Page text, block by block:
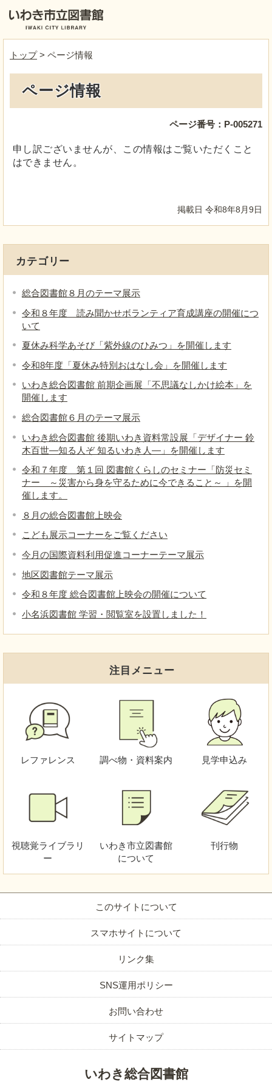
トップ> ページ情報
ページ情報
ページ番号：P-005271
申し訳ございませんが、この情報はご覧いただくこと
はできません。
掲載日 令和8年8月9日
カテゴリー
総合図書館８月のテーマ展示
令和８年度 読み聞かせボランティア育成講座の開催につ
いて
夏休み科学あそび「紫外線のひみつ」を開催します
令和8年度「夏休み特別おはなし会」を開催します
いわき総合図書館 前期企画展「不思議なしかけ絵本」を
開催します
総合図書館６月のテーマ展示
いわき総合図書館 後期いわき資料常設展「デザイナー 鈴
木百世―知る人ぞ 知るいわき人―」を開催します
令和７年度 第１回 図書館くらしのセミナー「防災セミ
ナー ～災害から身を守るために今できること～ 」を開
催します。
８月の総合図書館上映会
こども展示コーナーをご覧ください
今月の国際資料利用促進コーナーテーマ展示
地区図書館テーマ展示
令和８年度 総合図書館上映会の開催について
小名浜図書館 学習・閲覧室を設置しました！
注目メニュー
レファレンス 調べ物・資料案内 見学申込み
視聴覚ライブラリ
ー
いわき市立図書館
について
刊行物
いわき総合図書館
このサイトについて
スマホサイトについて
リンク集
SNS運用ポリシー
お問い合わせ
サイトマップ